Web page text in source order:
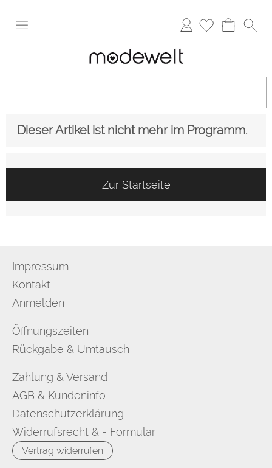
Anmelden
Dieser Artikel ist nicht mehr im Programm.
Zur Startseite
Impressum
Kontakt
Anmelden
Öffnungszeiten
Rückgabe & Umtausch
Zahlung & Versand
AGB & Kundeninfo
Datenschutzerklärung
Widerrufsrecht & - Formular
Vertrag widerrufen